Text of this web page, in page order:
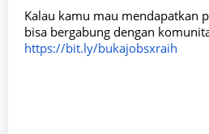
Kalau kamu mau mendapatkan
bisa bergabung dengan
https://bit.ly/bukajobsxraih